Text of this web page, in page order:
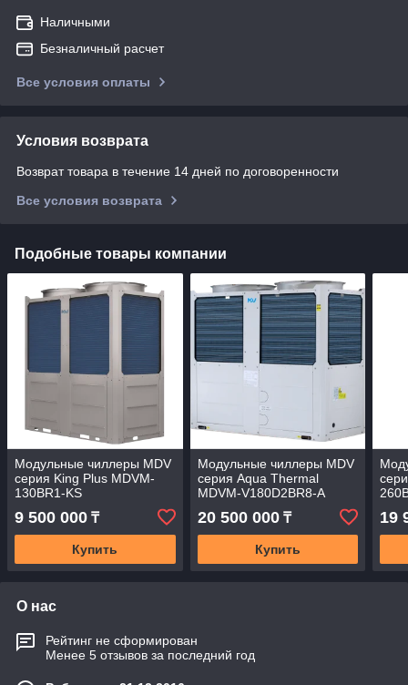
Наличными
Безналичный расчет
Все условия оплаты
Условия возврата
Возврат товара в течение 14 дней по договоренности
Все условия возврата
Подобные товары компании
Модульные чиллеры MDV
серия King Plus MDVM-
130BR1-KS
9 500 000 ₸
Купить
Модульные чиллеры MDV
серия Aqua Thermal
MDVM-V180D2BR8-A
20 500 000₸
Купить
19
О нас
Рейтинг не сформирован
Менее 5 отзывов за последний год